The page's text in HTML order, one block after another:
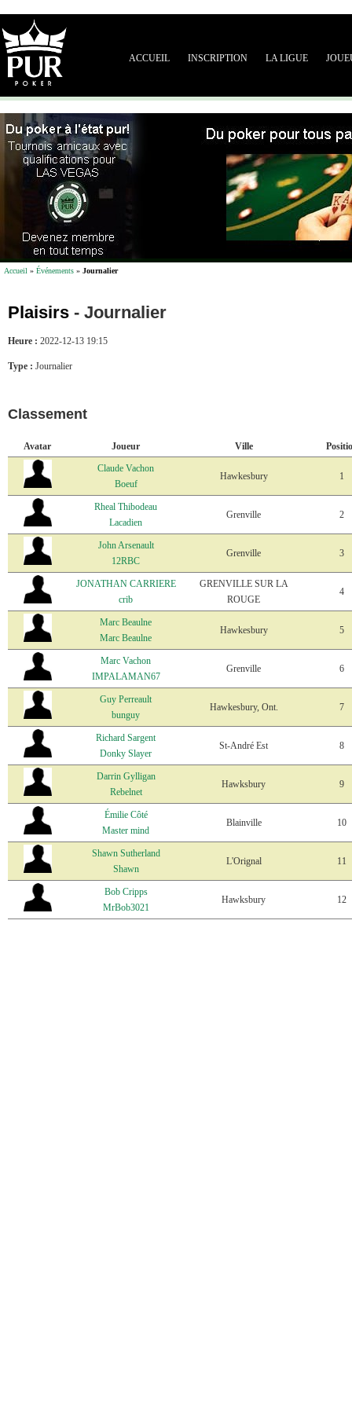
ACCUEIL INSCRIPTION LA LIGUE
Accueil » Événements » Journalier
Plaisirs - Journalier
Heure : 2022-12-13 19:15
Type : Journalier
Classement
Avatar Joueur Ville
Claude Vachon
Boeuf
Hawkesbury 1
Rheal Thibodeau
Lacadien
Grenville 2
John Arsenault
12RBC
Grenville 3
JONATHAN CARRIERE
crib
GRENVILLE SUR LA
ROUGE
4
Marc Beaulne
Marc Beaulne
Hawkesbury 5
Marc Vachon
IMPALAMAN67
Grenville 6
Guy Perreault
bunguy
Hawkesbury, Ont. 7
Richard Sargent
Donky Slayer
St-André Est 8
Darrin Gylligan
Rebelnet
Hawksbury 9
Émilie Côté
Master mind
Blainville 10
Shawn Sutherland
Shawn
L'Orignal 11
Bob Cripps
MrBob3021
Hawksbury 12